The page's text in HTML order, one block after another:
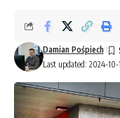
Last updated: 2024-10-
Damian Pośpiech